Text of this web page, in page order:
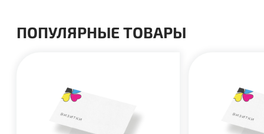
ПОПУЛЯРНЫЕ ТОВАРЫ